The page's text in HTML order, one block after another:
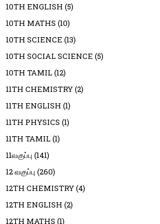
10TH ENGLISH (5)
10TH MATHS (10)
10TH SCIENCE (13)
10TH SOCIAL SCIENCE (5)
10TH TAMIL(12)
11TH CHEMISTRY(2)
11TH ENGLISH (1)
11TH PHYSICS (1)
11TH TAMIL(1)
11வகுப்பு (141)
12 வகுப்பு (260)
12TH CHEMISTRY(4)
12TH ENGLISH (2)
12TH MATHS (1)